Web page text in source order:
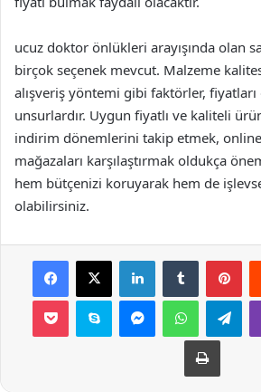
ucuz doktor önlükleri arayışında olan
birçok seçenek mevcut. Malzeme
alışveriş yöntemi gibi faktörler,
unsurlardır. Uygun fiyatlı ve kaliteli
indirim dönemlerini takip etmek,
mağazaları karşılaştırmak oldukça
hem bütçenizi koruyarak hem de
olabilirsiniz.
Facebook
X LinkedInTumblr
Pocket Skype MessengerWhatsApp
Yazdır